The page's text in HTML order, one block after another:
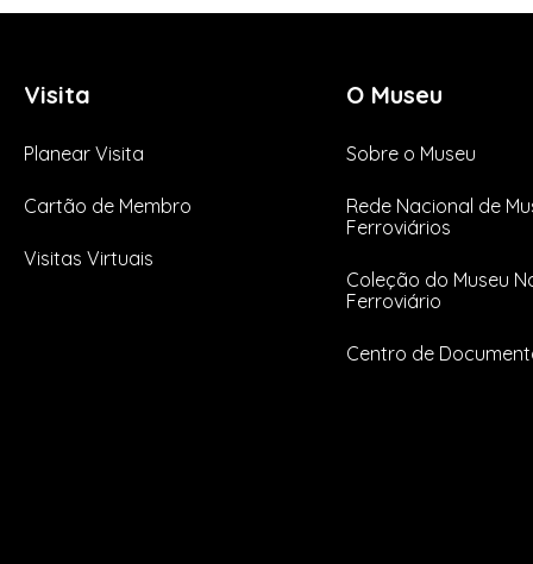
Visita
Planear Visita
Cartão de Membro
Visitas Virtuais
O Museu
Sobre o Museu
Rede Nacional de
Ferroviários
Coleção do Museu
Ferroviário
Centro de